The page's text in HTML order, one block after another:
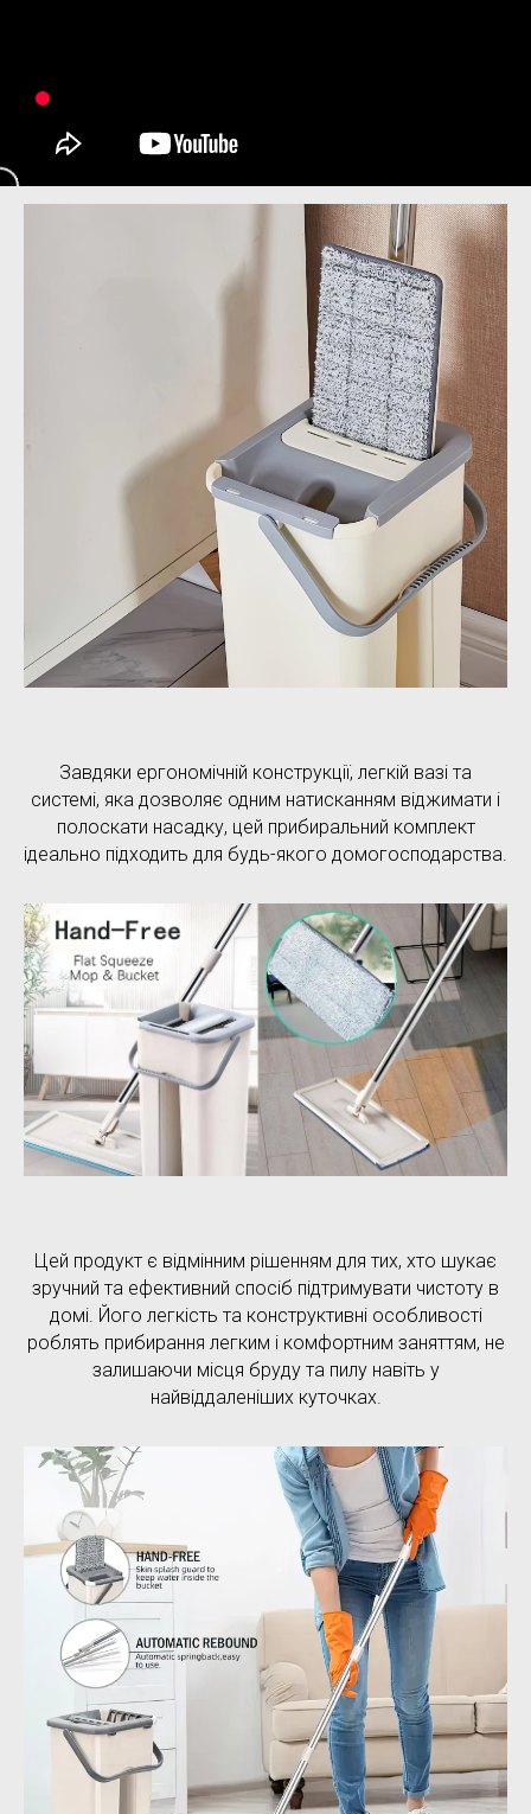
Завдяки ергономічній конструкції, легкій вазі та
системі, яка дозволяє одним натисканням віджимати і
полоскати насадку, цей прибиральний комплект
ідеально підходить для будь-якого домогосподарства.
Цей продукт є відмінним рішенням для тих, хто шукає
зручний та ефективний спосіб підтримувати чистоту в
домі. Його легкість та конструктивні особливості
роблять прибирання легким і комфортним заняттям, не
залишаючи місця бруду та пилу навіть у
найвіддаленіших куточках.